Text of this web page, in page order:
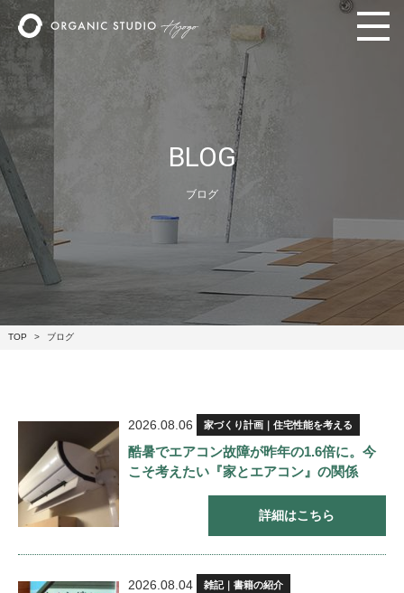
BLOG
ブログ
TOP ブログ
2026.08.06 家づくり計画｜住宅性能を考える
酷暑でエアコン故障が昨年の1.6倍に。今
こそ考えたい『家とエアコン』の関係
詳細はこちら
2026.08.04 雑記｜書籍の紹介